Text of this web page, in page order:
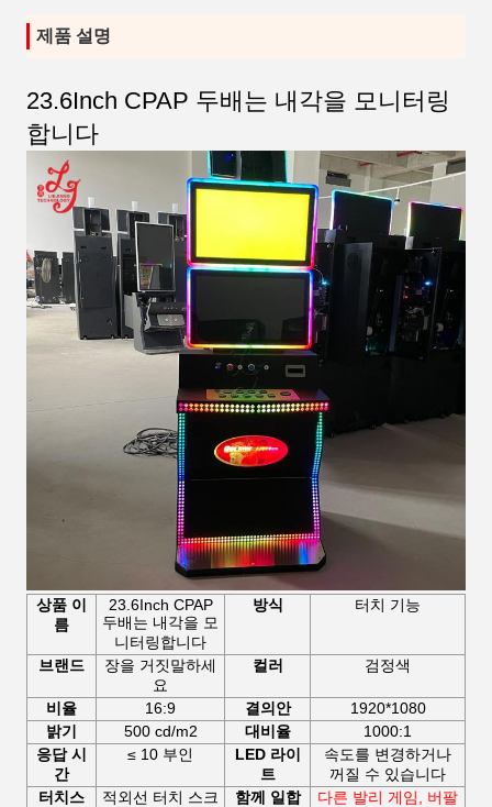
제품 설명
23.6Inch CPAP 두배는 내각을 모니터링
합니다
상품 이
름
23.6Inch CPAP
두배는 내각을 모
니터링합니다
방식 터치 기능
브랜드
장을 거짓말하세
요
컬러 검정색
비율 16:9 결의안
1920*1080
밝기
500 cd/m2 대비율
1000:1
응답 시
간
≤ 10 부인
LED 라이
트
속도를 변경하거나
꺼질 수 있습니다
터치스
적외선 터치 스크
함께 일합
다른 발리 게임,
버팔